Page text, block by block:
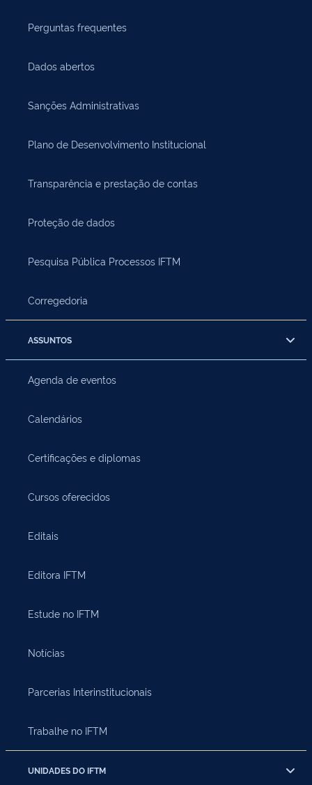
Perguntas frequentes
Dados abertos
Sanções Administrativas
Plano de Desenvolvimento Institucional
Transparência e prestação de contas
Proteção de dados
Pesquisa Pública Processos IFTM
Corregedoria
ASSUNTOS
Agenda de eventos
Calendários
Certificações e diplomas
Cursos oferecidos
Editais
Editora IFTM
Estude no IFTM
Notícias
Parcerias Interinstitucionais
Trabalhe no IFTM
UNIDADES DO IFTM